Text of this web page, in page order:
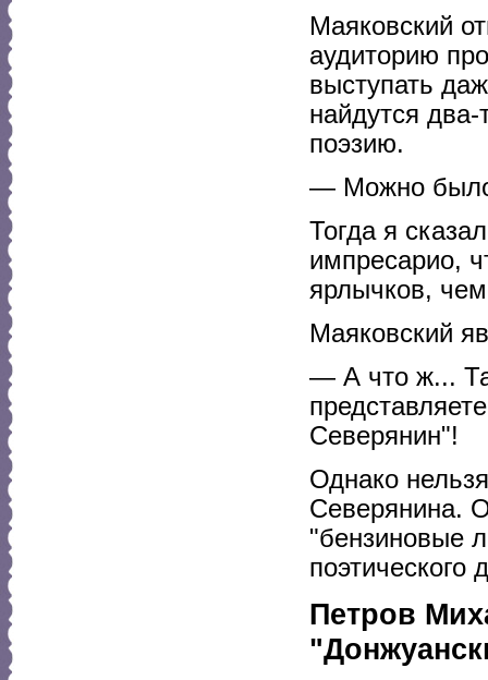
Маяковский
аудиторию
выступать
найдутся
поэзию.
— Можно
Тогда я
импресарио,
ярлычков,
Маяковский
— А что ж...
Северянин"!
Однако
Северянина.
"бензиновые
поэтического
Петров